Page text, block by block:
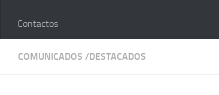
Contactos
COMUNICADOS /DESTACADOS